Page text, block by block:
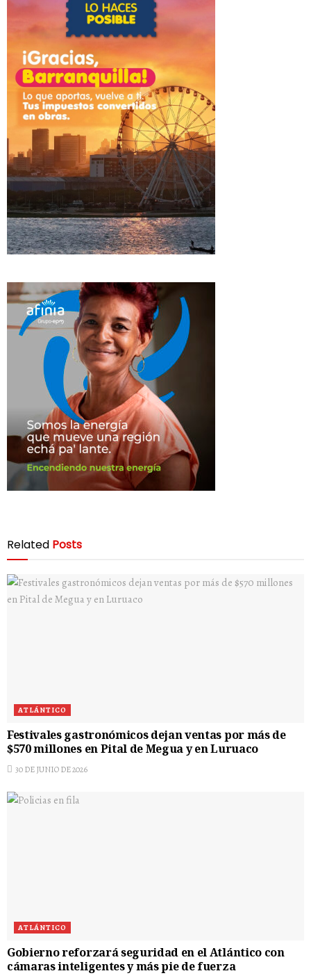
Related Posts
ATLÁNTICO
Festivales gastronómicos dejan ventas por más de
$570 millones en Pital de Megua y en Luruaco
30 DE JUNIO DE 2026
ATLÁNTICO
Gobierno reforzará seguridad en el Atlántico con
cámaras inteligentes y más pie de fuerza